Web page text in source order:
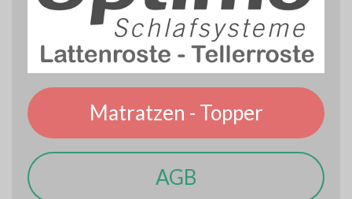
Matratzen - Topper
AGB